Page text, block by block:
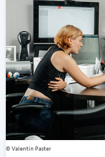
Valentin Paster